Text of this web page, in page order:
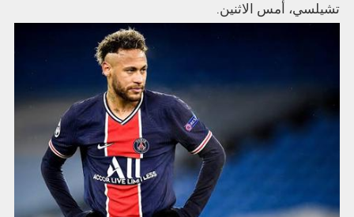
تشيلسي، أمس الاثنين.